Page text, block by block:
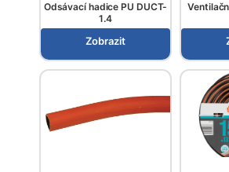
Odsávací hadice PU DUCT-
1.4
Zobrazit